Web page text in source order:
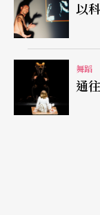
直跟随在梦游
却不满意地一
她是自恋及企
幻灭在死神之
对生命的不安
以
舞蹈
通